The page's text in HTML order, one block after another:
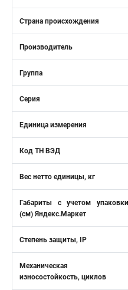
Страна происхождения
Производитель
Группа
Серия
Единица измерения
Код ТН ВЭД
Вес нетто единицы, кг
Габариты с учетом упаковки
(см) Яндекс.Маркет
Степень защиты, IP
Механическая
износостойкость, циклов